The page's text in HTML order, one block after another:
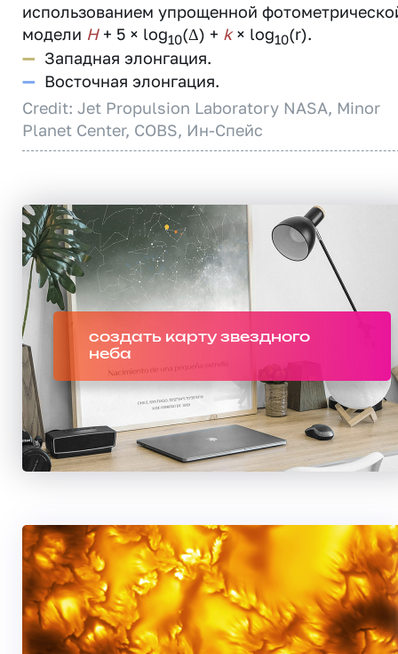
использованием упрощенной
модели H+ 5 × log10(Δ) + k× log10(r).
— Западная элонгация.
— Восточная элонгация.
Credit: Jet Propulsion Laboratory NASA, Minor
Planet Center, COBS, Ин-Спейс
создать карту звездного
неба